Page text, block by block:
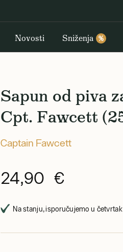
Novosti Sniženja %
Sapun od piva
Cpt. Fawcett
Captain Fawcett
24,90 €
Na stanju, isporučujemo u četvrtak